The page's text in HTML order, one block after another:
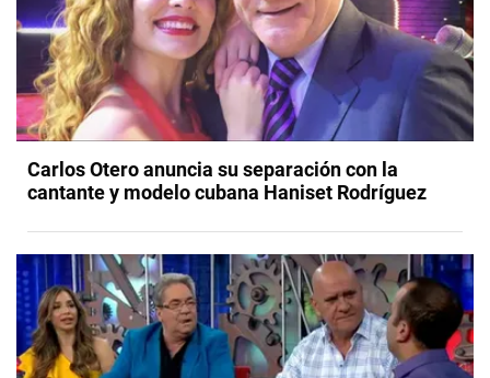
Carlos Otero anuncia su separación con la
cantante y modelo cubana Haniset Rodríguez